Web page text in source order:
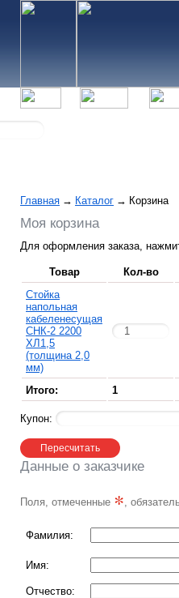
Главная → Каталог → Корзина
Моя корзина
Для оформления заказа,
Товар
Кол-во
Стойка
напольная
кабеленесущая
СНК-2 2200
ХЛ1,5
(толщина 2,0
мм)
Итого:
1
Купон:
Данные о заказчике
Поля, отмеченные *,
Фамилия:
Имя:
Отчество: